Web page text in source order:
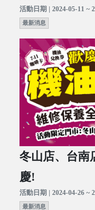
活動日期 | 2024-05-11 ~
最新消息
冬山店、台南
慶!
活動日期 | 2024-04-26 ~
最新消息